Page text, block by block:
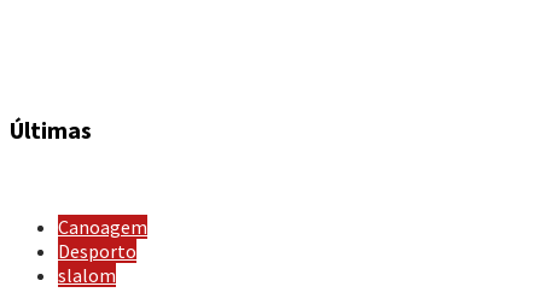
Últimas
Canoagem
Desporto
slalom